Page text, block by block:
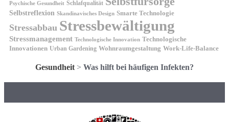
Psychische Gesundheit Schlafqualität
Selbstreflexion Skandinavisches Design Smarte Technologie
Stressabbau Stressbewältigung
Stressmanagement Technologische Innovation Technologische
Innovationen Urban Gardening Wohnraumgestaltung Work-Life-Balance
Gesundheit > Was hilft bei häufigen Infekten?